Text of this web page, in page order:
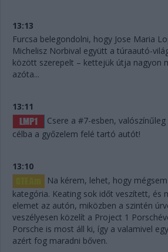
13:13
Furcsa belegondolni, hogy Jose Maria
Michelisz Norbival együtt a túraautó-
között szerepelt – kettejük útja nagyon
azóta...
13:11
Csere a #7-esben,
célba a győzelem felé tartó autót!
13:10
Na kérem, lehet, hogy
kategória. Keating sok időt veszített, és
elemet az autón, miközben a szintén
veszélyesen közelít a Project 1
Porsche is most áll ki, így a valamivel
azért fog maradni bőven.